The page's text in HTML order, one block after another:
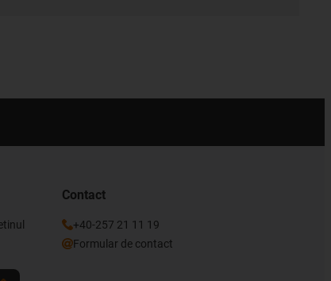
Contact
+40-257 21 11 19
Formular de contact